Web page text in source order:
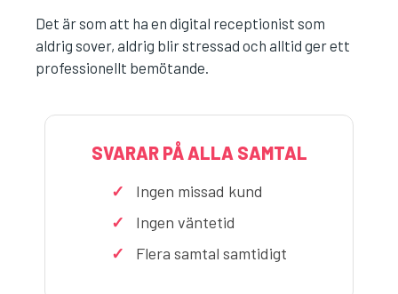
Det är som att ha en digital receptionist som
aldrig sover, aldrig blir stressad och alltid ger ett
professionellt bemötande.
SVARAR PÅ ALLA SAMTAL
Ingen missad kund
Ingen väntetid
Flera samtal samtidigt